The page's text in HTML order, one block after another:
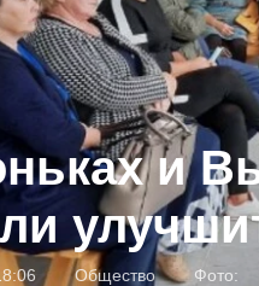
и
Общество Фото: